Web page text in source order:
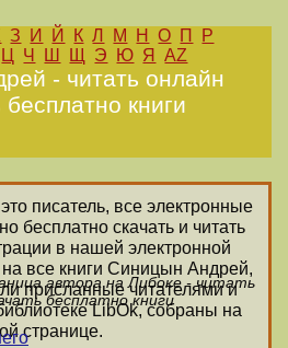
З И Й К Л М Н О П
Р
Ц Ч Ш Щ Э Ю Я AZ
- читать онлайн
бесплатно книги
писатель, все электронные
бесплатно скачать и читать
в нашей электронной
все книги Синицын Андрей,
присланные читателями и
LibOk, собраны на
странице.
автора на Либоке - читать
бесплатно книги